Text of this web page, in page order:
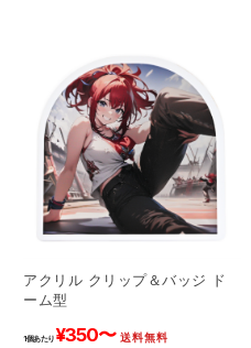
アクリル クリップ＆バッジ ド
ーム型
1個あたり ¥350〜 送料無料